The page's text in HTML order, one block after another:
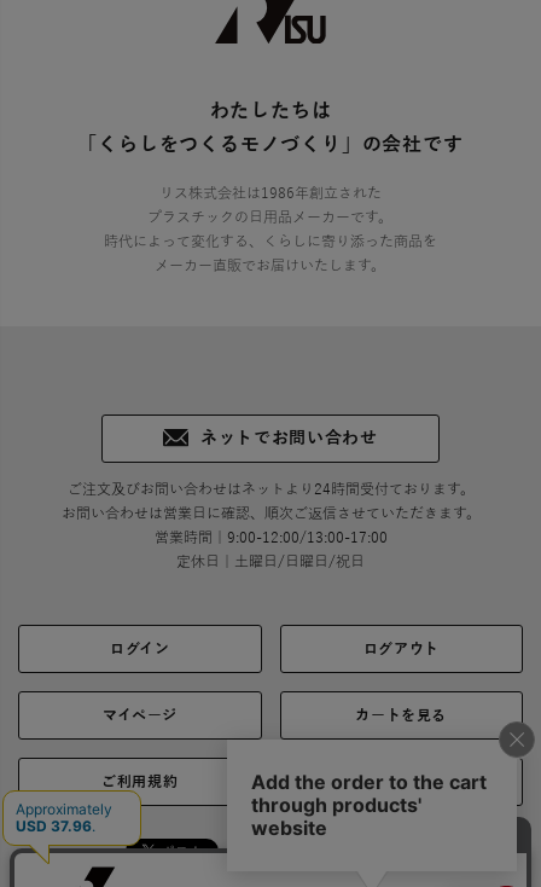
わたしたちは
「くらしをつくるモノづくり」の会社です
リス株式会社は1986年創立された
プラスチックの日用品メーカーです。
時代によって変化する、くらしに寄り添った商品を
メーカー直販でお届けいたします。
ネットでお問い合わせ
ご注文及びお問い合わせはネットより24時間受付ております。
お問い合わせは営業日に確認、順次ご返信させていただきます。
営業時間｜9:00-12:00/13:00-17:00
定休日｜土曜日/日曜日/祝日
ログイン ログアウト
マイページ カートを見る
ご利用規約 ご利用ガイド